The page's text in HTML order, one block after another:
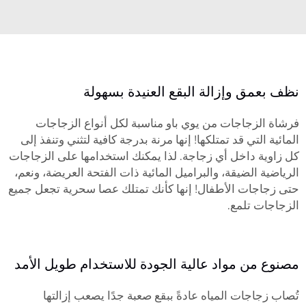
نظف بعمق وإزالة البقع العنيدة بسهولة
فرشاة الزجاجات من يوي باو مناسبة لكل أنواع الزجاجات
المائية التي قد تمتلكها! إنها مرنة بدرجة كافية لتثني وتنفذ إلى
كل زاوية داخل أي زجاجة. لذا يمكنك استخدامها على الزجاجات
الرياضية الضيقة، والبراميل المائية ذات الفتحة العريضة، ونعم،
حتى زجاجات الأطفال! إنها كأنك تمتلك عصا سحرية تجعل جميع
الزجاجات تلمع.
مصنوع من مواد عالية الجودة للاستخدام طويل الأمد
تُصاب زجاجات المياه عادةً ببقع صعبة جدًا يصعب إزالتها